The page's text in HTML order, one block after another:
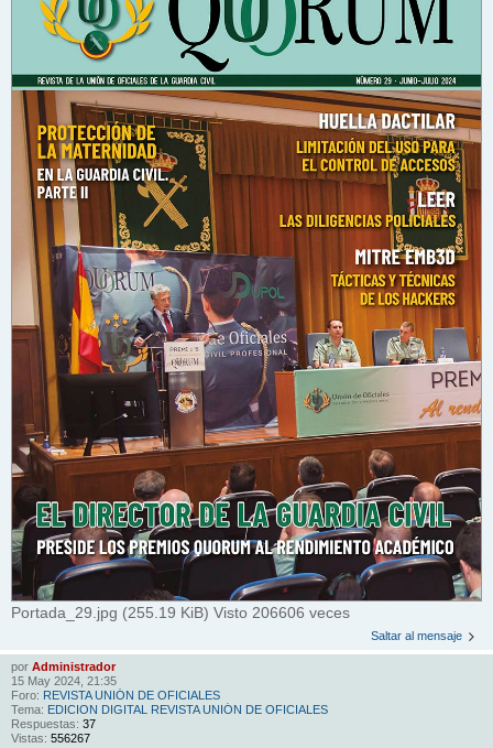
Portada_29.jpg (255.19 KiB) Visto 206606 veces
Saltar al mensaje
por Administrador
15 May 2024, 21:35
Foro: REVISTA UNIÓN DE OFICIALES
Tema: EDICION DIGITAL REVISTA UNIÓN DE OFICIALES
Respuestas: 37
Vistas: 556267